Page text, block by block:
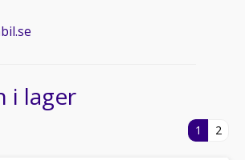
i lager
1 2